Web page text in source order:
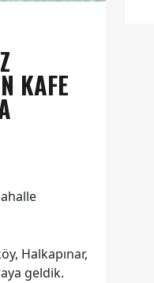
KAFE
Halkapınar,
geldik.